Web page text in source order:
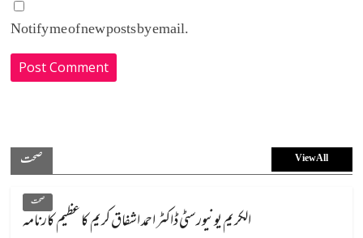
Notify me of new posts by email.
صحت View All
صحت
الکریم یونیورسٹی ڈاکٹر احمد اشفاق کریم کا عظیم کارنامہ